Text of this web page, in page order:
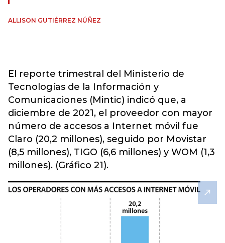
ALLISON GUTIÉRREZ NÚÑEZ
El reporte trimestral del Ministerio de
Tecnologías de la Información y
Comunicaciones (Mintic) indicó que, a
diciembre de 2021, el proveedor con mayor
número de accesos a Internet móvil fue
Claro (20,2 millones), seguido por Movistar
(8,5 millones), TIGO (6,6 millones) y WOM (1,3
millones). (Gráfico 21).